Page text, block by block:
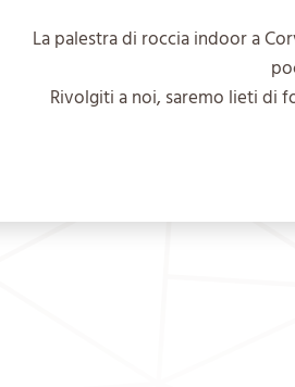
La palestra di roccia indoor a
Rivolgiti a noi, saremo lieti di